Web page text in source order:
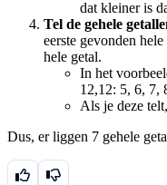
dat kleiner is
Tel de gehele
eerste gevonden
hele getal.
In het
12,12: 5, 6, 7,
Als je deze
Dus, er liggen 7 gehele